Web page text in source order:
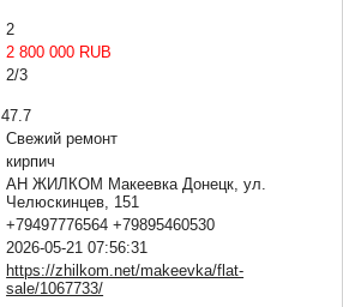
2
2 800 000 RUB
2/3
47.7
Свежий ремонт
кирпич
АН ЖИЛКОМ Макеевка Донецк, ул.
Челюскинцев, 151
+79497776564 +79895460530
2026-05-21 07:56:31
https://zhilkom.net/makeevka/flat-
sale/1067733/